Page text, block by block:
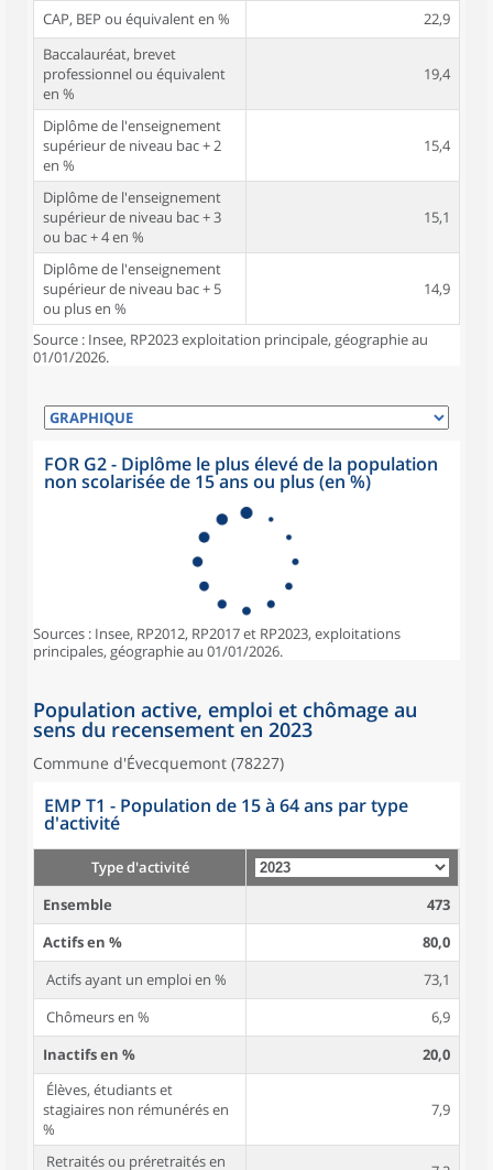
CAP, BEP ou équivalent en %
22,9
Baccalauréat, brevet
professionnel ou équivalent
en %
19,4
Diplôme de l'enseignement
supérieur de niveau bac + 2
en %
15,4
Diplôme de l'enseignement
supérieur de niveau bac + 3
ou bac + 4 en %
15,1
Diplôme de l'enseignement
supérieur de niveau bac + 5
ou plus en %
14,9
Source : Insee, RP2023 exploitation principale, géographie au
01/01/2026.
FOR G2 - Diplôme le plus élevé de la population
non scolarisée de 15 ans ou plus (en %)
Sources : Insee, RP2012, RP2017 et RP2023, exploitations
principales, géographie au 01/01/2026.
Population active, emploi et chômage au
sens du recensement en 2023
Commune d'Évecquemont (78227)
EMP T1 - Population de 15 à 64 ans par type
d'activité
Type d'activité
Ensemble
473
Actifs en %
80,0
Actifs ayant un emploi en %
73,1
Chômeurs en %
6,9
Inactifs en %
20,0
Élèves, étudiants et
stagiaires non rémunérés en
%
7,9
Retraités ou préretraités en